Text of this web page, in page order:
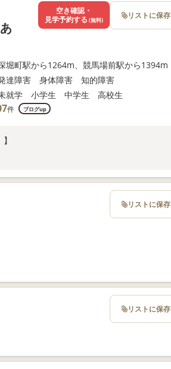
堀町駅から1264m、競馬場前駅から1394m
達障害 身体障害 知的障害
就学 小学生 中学生 高校生
件 ブログup
空き確認・
見学予約する (無料) リストに保存
リストに保存
リストに保存